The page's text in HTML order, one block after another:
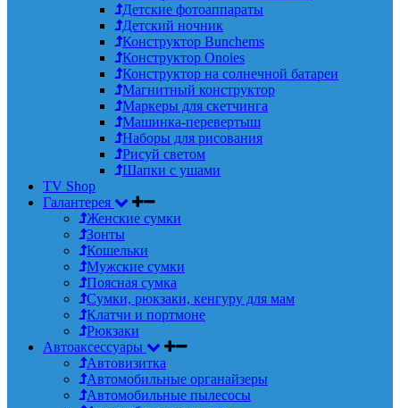
Детские фотоаппараты
Детский ночник
Конструктор Bunchems
Конструктор Onoies
Конструктор на солнечной батареи
Магнитный конструктор
Маркеры для скетчинга
Машинка-перевертыш
Наборы для рисования
Рисуй светом
Шапки с ушами
TV Shop
Галантерея
Женские сумки
Зонты
Кошельки
Мужские сумки
Поясная сумка
Сумки, рюкзаки, кенгуру для мам
Клатчи и портмоне
Рюкзаки
Автоаксессуары
Автовизитка
Автомобильные органайзеры
Автомобильные пылесосы